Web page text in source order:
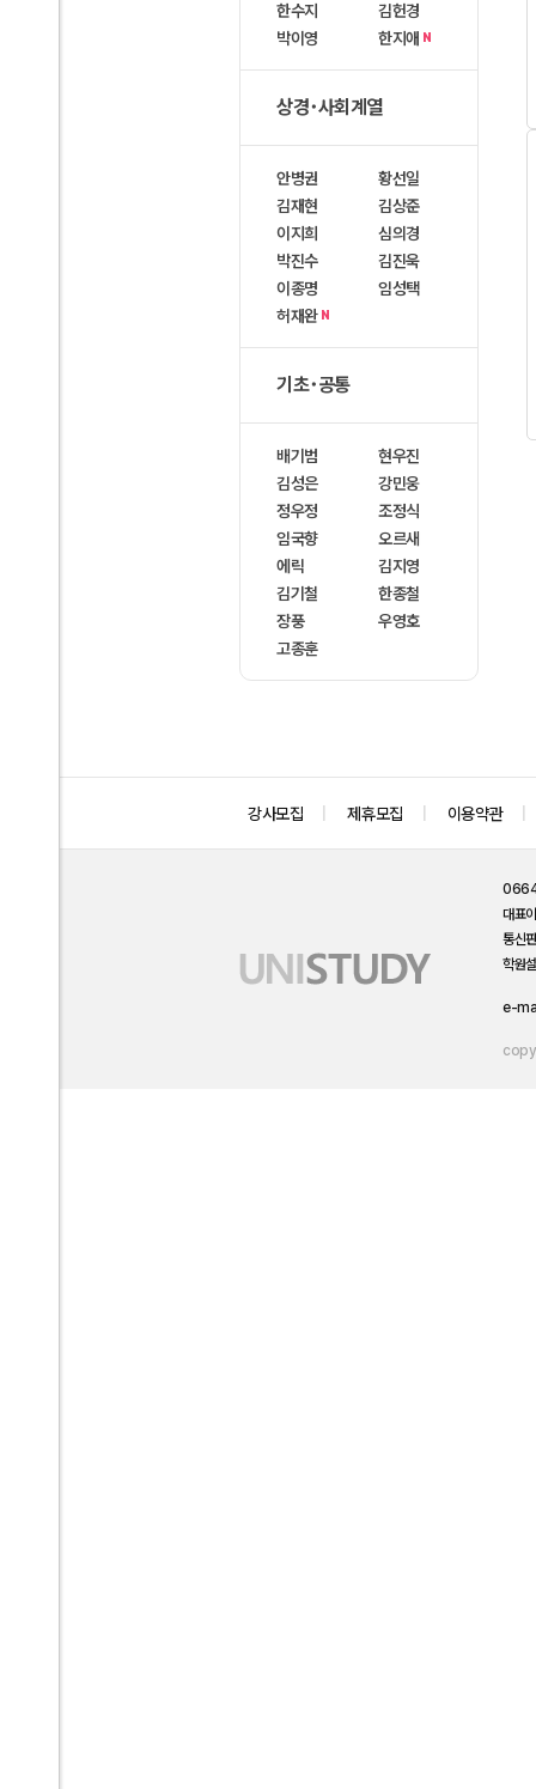
한수지
김헌경
박이영
한지애 N
상경･사회계열
안병권
황선일
김재현
김상준
이지희
심의경
박진수
김진욱
이종명
임성택
허재완 N
기초･공통
배기범
현우진
김성은
강민웅
정우정
조정식
임국향
오르새
에릭
김지영
김기철
한종철
장풍
우영호
고종훈
강사모집 제휴모집 이용약관
대표
통신
학원
e-